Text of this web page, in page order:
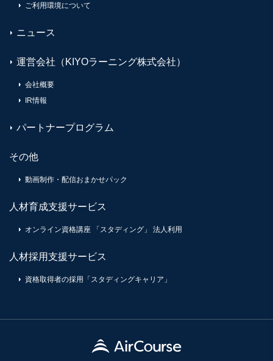
ご利用環境について
ニュース
運営会社（KIYOラーニング株式会社）
会社概要
IR情報
パートナープログラム
その他
動画制作・配信おまかせパック
人材育成支援サービス
オンライン資格講座 「スタディング」 法人利用
人材採用支援サービス
資格取得者の採用「スタディングキャリア」